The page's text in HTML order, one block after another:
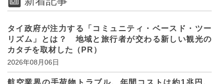
タイ政府が注力する「コミュニティ・ベースド・ツー
リズム」とは？ 地域と旅行者が交わる新しい観光の
カタチを取材した（PR）
2026年08月06日